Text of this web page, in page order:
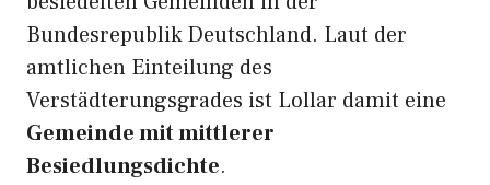
Bundesrepublik Deutschland. Laut der
amtlichen Einteilung des
Verstädterungsgrades ist Lollar damit eine
Gemeinde mit mittlerer
Besiedlungsdichte.